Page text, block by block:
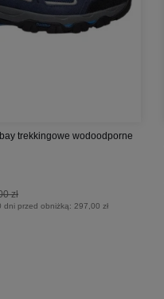
trekkingowe wodoodporne
zł
dni przed obniżką: 297,00 zł